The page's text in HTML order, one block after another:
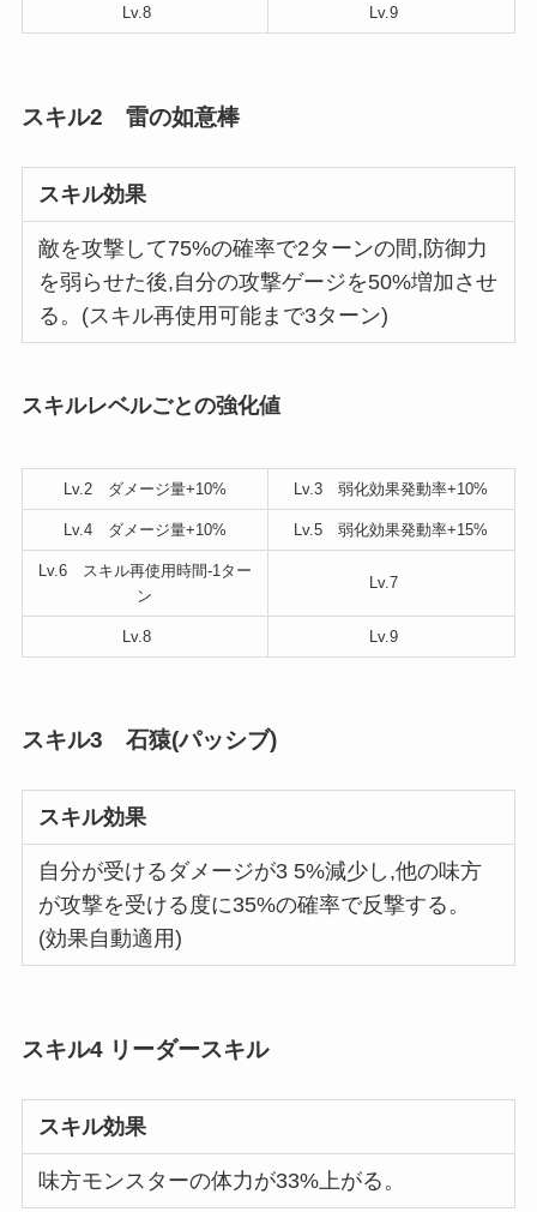
Lv.8 Lv.9
スキル2 雷の如意棒
スキル効果
敵を攻撃して75%の確率で2ターンの間,防御力
を弱らせた後,自分の攻撃ゲージを50%増加させ
る。(スキル再使用可能まで3ターン)
スキルレベルごとの強化値
Lv.2 ダメージ量+10% Lv.3 弱化効果発動率+10%
Lv.4 ダメージ量+10% Lv.5 弱化効果発動率+15%
Lv.6 スキル再使用時間-1ター
ン
Lv.7
Lv.8 Lv.9
スキル3 石猿(パッシブ)
スキル効果
自分が受けるダメージが3 5%減少し,他の味方
が攻撃を受ける度に35%の確率で反撃する。
(効果自動適用)
スキル4 リーダースキル
スキル効果
味方モンスターの体力が33%上がる。